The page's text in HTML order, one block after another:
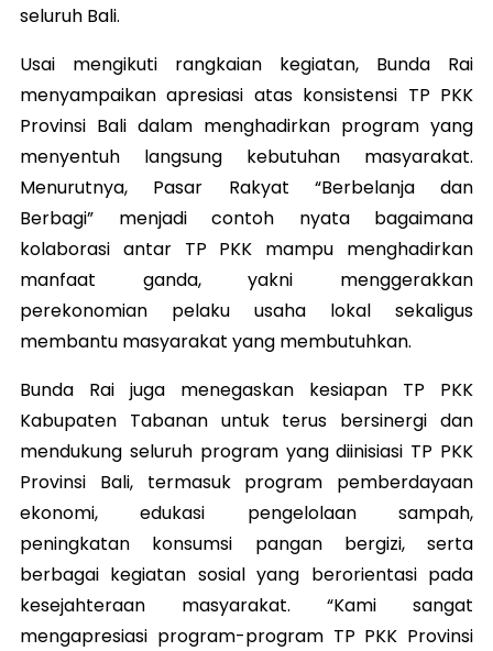
seluruh Bali.
Usai mengikuti rangkaian kegiatan, Bunda Rai
menyampaikan apresiasi atas konsistensi TP PKK
Provinsi Bali dalam menghadirkan program yang
menyentuh langsung kebutuhan masyarakat.
Menurutnya, Pasar Rakyat “Berbelanja dan
Berbagi” menjadi contoh nyata bagaimana
kolaborasi antar TP PKK mampu menghadirkan
manfaat ganda, yakni menggerakkan
perekonomian pelaku usaha lokal sekaligus
membantu masyarakat yang membutuhkan.
Bunda Rai juga menegaskan kesiapan TP PKK
Kabupaten Tabanan untuk terus bersinergi dan
mendukung seluruh program yang diinisiasi TP PKK
Provinsi Bali, termasuk program pemberdayaan
ekonomi, edukasi pengelolaan sampah,
peningkatan konsumsi pangan bergizi, serta
berbagai kegiatan sosial yang berorientasi pada
kesejahteraan masyarakat. “Kami sangat
mengapresiasi program-program TP PKK Provinsi